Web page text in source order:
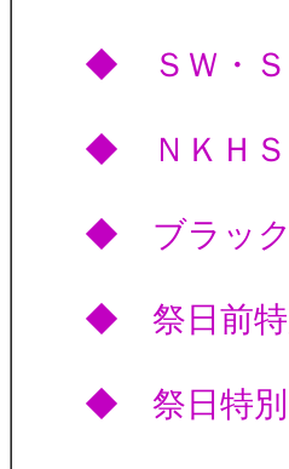
◆ Ｓ
◆ Ｎ
◆ ブラ
◆ 祭
◆ 祭